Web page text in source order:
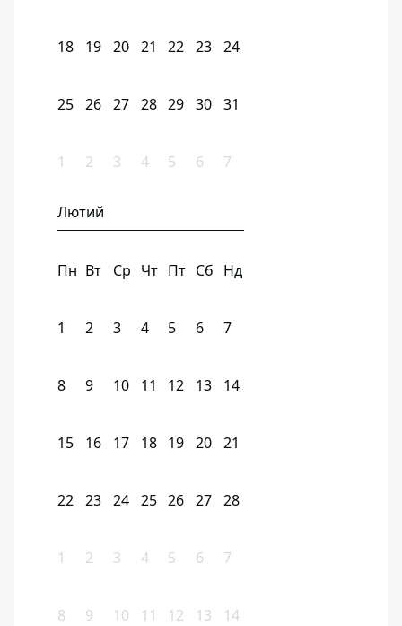
18 19 20 21 22 23 24
25 26 27 28 29 30 31
1 2 3 4 5 6 7
Лютий
Пн Вт Ср Чт Пт Сб Нд
1 2 3 4 5 6 7
8 9 10 11 12 13 14
15 16 17 18 19 20 21
22 23 24 25 26 27 28
1 2 3 4 5 6 7
8 9 10 11 12 13 14